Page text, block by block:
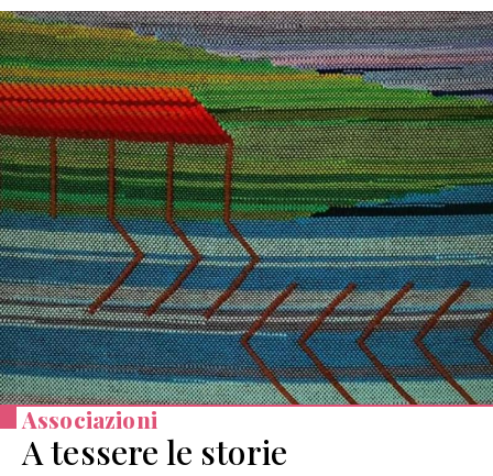
Associazioni
A tessere le storie